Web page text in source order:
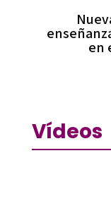
en
Vídeos